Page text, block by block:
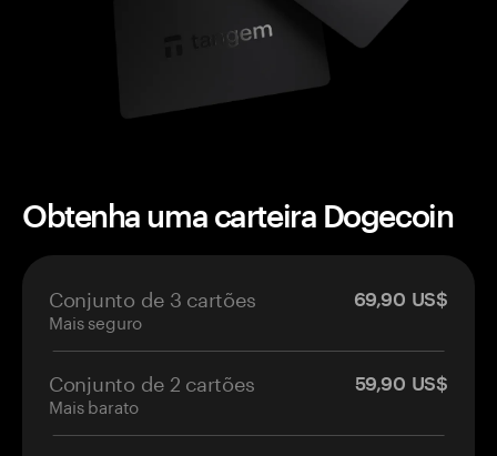
Obtenha uma carteira Dogecoin
Conjunto de 3 cartões
Mais seguro
69,90 US$
Conjunto de 2 cartões
Mais barato
59,90 US$